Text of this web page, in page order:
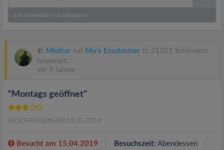
1 Kommentare Ausklappen
Minitar hat Mo‘s Esszimmer in 71101 Schönaich
bewertet.
vor 7 Jahren
"Montags geöffnet"
GESCHRIEBEN AM 02.05.2019
Besucht am 15.04.2019 Besuchszeit: Abendessen